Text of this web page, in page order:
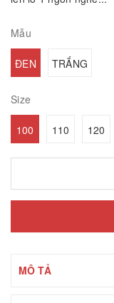
Mẫu
ĐEN TRẮNG
Size
100 110 120
MÔ TẢ